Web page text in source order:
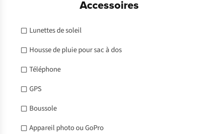
Accessoires
Lunettes de soleil
Housse de pluie pour sac à dos
Téléphone
GPS
Boussole
Appareil photo ou GoPro